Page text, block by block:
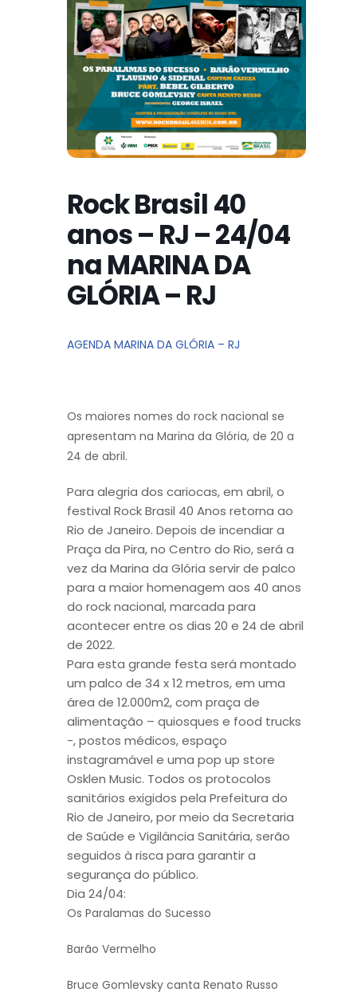
Rock Brasil 40
anos – RJ – 24/04
na MARINA DA
GLÓRIA – RJ
AGENDA MARINA DA GLÓRIA – RJ
Os maiores nomes do rock nacional se
apresentam na Marina da Glória, de 20 a
24 de abril.
Para alegria dos cariocas, em abril, o
festival Rock Brasil 40 Anos retorna ao
Rio de Janeiro. Depois de incendiar a
Praça da Pira, no Centro do Rio, será a
vez da Marina da Glória servir de palco
para a maior homenagem aos 40 anos
do rock nacional, marcada para
acontecer entre os dias 20 e 24 de abril
de 2022.
Para esta grande festa será montado
um palco de 34 x 12 metros, em uma
área de 12.000m2, com praça de
alimentação – quiosques e food trucks
-, postos médicos, espaço
instagramável e uma pop up store
Osklen Music. Todos os protocolos
sanitários exigidos pela Prefeitura do
Rio de Janeiro, por meio da Secretaria
de Saúde e Vigilância Sanitária, serão
seguidos à risca para garantir a
segurança do público.
Dia 24/04:
Os Paralamas do Sucesso
Barão Vermelho
Bruce Gomlevsky canta Renato Russo